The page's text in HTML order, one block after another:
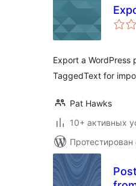
Export a WordPress
TaggedText for
Pat Hawks
10+ активных